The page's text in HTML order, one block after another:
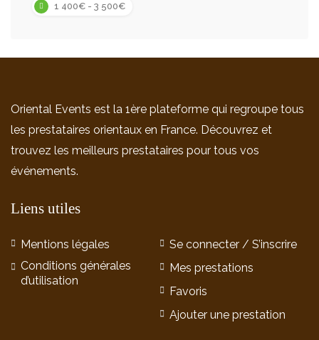
1 400€ - 3 500€
Oriental Events est la 1ère plateforme qui regroupe tous
les prestataires orientaux en France. Découvrez et
trouvez les meilleurs prestataires pour tous vos
événements.
Liens utiles
Mentions légales
Conditions générales
d’utilisation
Se connecter / S’inscrire
Mes prestations
Favoris
Ajouter une prestation